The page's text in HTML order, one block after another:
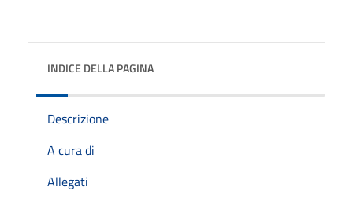
INDICE DELLA PAGINA
Descrizione
A cura di
Allegati